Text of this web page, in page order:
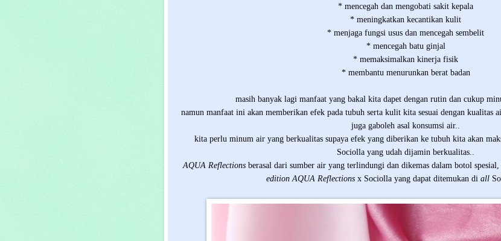
* mencegah dan mengobati sakit kepala
* meningkatkan kecantikan kulit
* menjaga fungsi usus dan mencegah sembelit
* mencegah batu ginjal
* memaksimalkan kinerja fisik
* membantu menurunkan berat badan
masih banyak lagi manfaat yang bakal kita dapet dengan rutin dan cukup
namun manfaat ini akan memberikan efek pada tubuh serta kulit kita sesuai dengan
juga gaboleh asal konsumsi air..
kita perlu minum air yang berkualitas supaya efek yang diberikan ke tubuh kita akan
Sociolla yang udah dijamin berkualitas..
AQUA Reflections berasal dari sumber air yang terlindungi dan dikemas dalam botol
edition AQUA Reflections x Sociolla yang dapat ditemukan di all